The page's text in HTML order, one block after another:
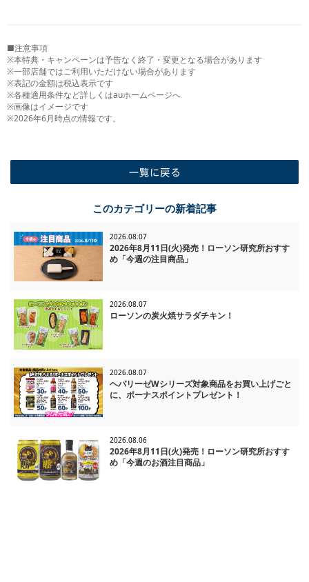
■注意事項
※本特典・キャンペーンは予告なく終了・変更となる場合があります
※一部店舗ではご利用いただけない場合があります
※表記の金額は税込表示です
※各種適用条件など詳しくはauホームページへ
※画像はイメージです
※2026年6月時点の情報です。
このカテゴリーの新着記事
2026.08.07
2026年8月11日(火)発売！ローソン研究所おすす
め「今週の注目商品」
2026.08.07
ローソンの炭火焼サラダチキン！
2026.08.07
ヘパリーゼWシリーズ対象商品をお買い上げごと
に、ボーナスポイントプレゼント！
2026.08.06
2026年8月11日(火)発売！ローソン研究所おすす
め「今週のお酒注目商品」